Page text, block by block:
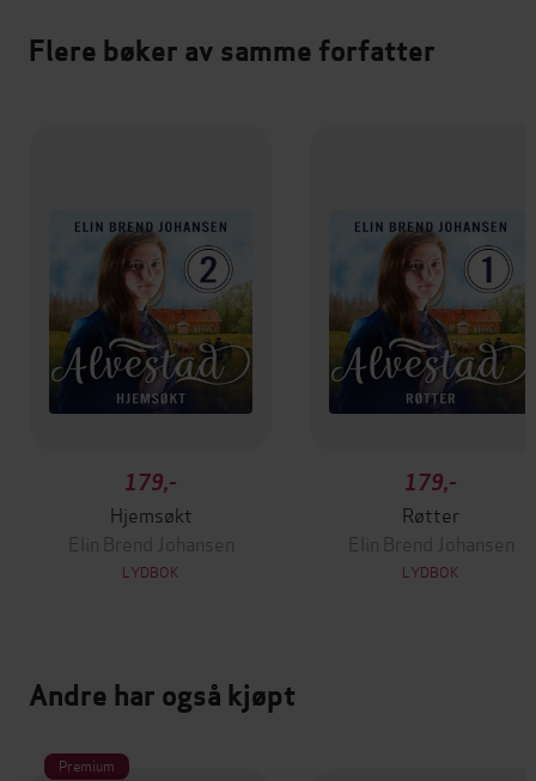
Flere bøker av samme forfatter
179,-
Hjemsøkt
Elin Brend Johansen
LYDBOK
179,-
Røtter
Elin Brend Johansen
LYDBOK
Andre har også kjøpt
Premium